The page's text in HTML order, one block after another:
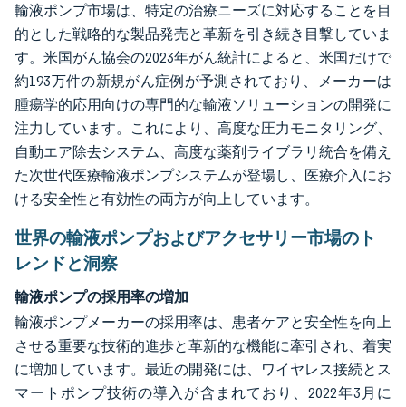
輸液ポンプ市場は、特定の治療ニーズに対応することを目
的とした戦略的な製品発売と革新を引き続き目撃していま
す。米国がん協会の2023年がん統計によると、米国だけで
約193万件の新規がん症例が予測されており、メーカーは
腫瘍学的応用向けの専門的な輸液ソリューションの開発に
注力しています。これにより、高度な圧力モニタリング、
自動エア除去システム、高度な薬剤ライブラリ統合を備え
た次世代医療輸液ポンプシステムが登場し、医療介入にお
ける安全性と有効性の両方が向上しています。
世界の輸液ポンプおよびアクセサリー市場のト
レンドと洞察
輸液ポンプの採用率の増加
輸液ポンプメーカーの採用率は、患者ケアと安全性を向上
させる重要な技術的進歩と革新的な機能に牽引され、着実
に増加しています。最近の開発には、ワイヤレス接続とス
マートポンプ技術の導入が含まれており、2022年3月に